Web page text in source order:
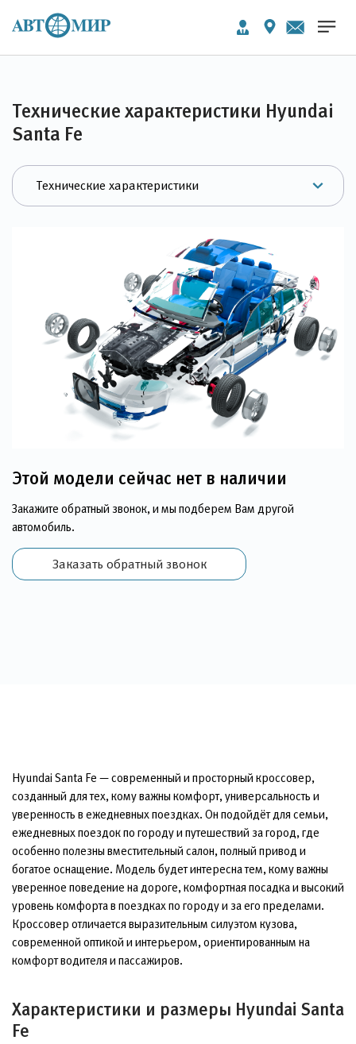
Технические характеристики Hyundai
Santa Fe
Этой модели сейчас нет в наличии
Закажите обратный звонок, и мы подберем Вам другой
автомобиль.
Заказать обратный звонок
Hyundai Santa Fe — современный и просторный кроссовер,
созданный для тех, кому важны комфорт, универсальность и
уверенность в ежедневных поездках. Он подойдёт для семьи,
ежедневных поездок по городу и путешествий за город, где
особенно полезны вместительный салон, полный привод и
богатое оснащение. Модель будет интересна тем, кому важны
уверенное поведение на дороге, комфортная посадка и высокий
уровень комфорта в поездках по городу и за его пределами.
Кроссовер отличается выразительным силуэтом кузова,
современной оптикой и интерьером, ориентированным на
комфорт водителя и пассажиров.
Характеристики и размеры Hyundai Santa
Fe